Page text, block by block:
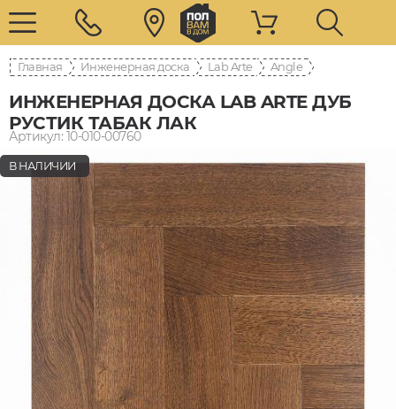
Главная Инженерная доска Lab Arte Angle
ИНЖЕНЕРНАЯ ДОСКА LAB ARTE ДУБ
РУСТИК ТАБАК ЛАК
Артикул: 10-010-00760
В НАЛИЧИИ